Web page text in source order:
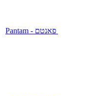
פאנטם - Pantam